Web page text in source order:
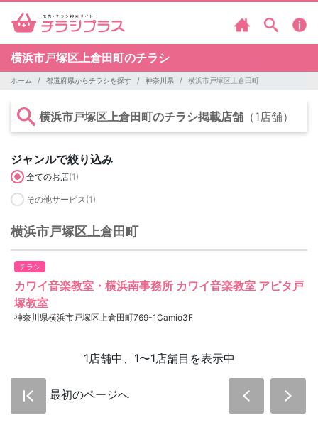
横浜市戸塚区上倉田町のチラシ
ホーム 都道府県からチラシを探す 神奈川県 横浜市戸塚区上倉田町
横浜市戸塚区上倉田町のチラシ掲載店舗 （1店舗）
ジャンルで絞り込み
全てのお店(1)
その他サービス (1)
横浜市戸塚区上倉田町
チラシ
カワイ音楽教室・横浜南事務所 カワイ音楽教室 アピタ戸
塚教室
神奈川県横浜市戸塚区上倉田町769-1Camio3F
1店舗中、1〜1店舗目を表示中
最初のページへ